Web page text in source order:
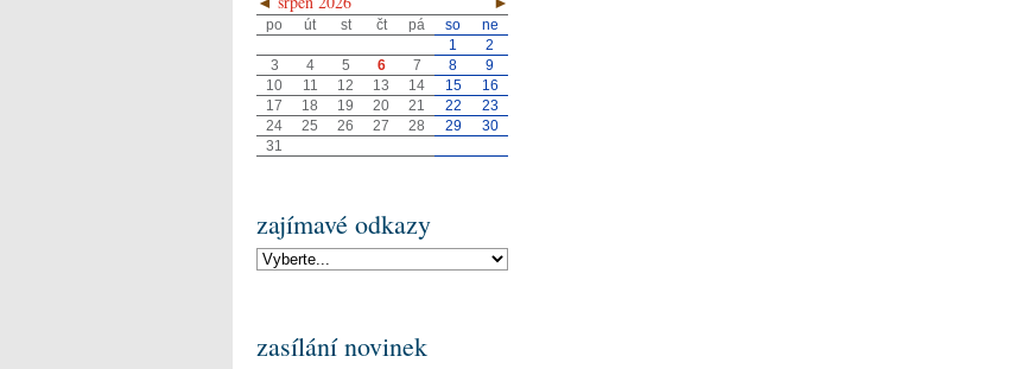
po út st čt pá so
ne
1
2
3
4 5 6 7 8
9
10
11 12 13 14 15
16
17
18 19 20 21 22
23
24
25 26 27 28 29
30
31
zajímavé odkazy
zasílání novinek